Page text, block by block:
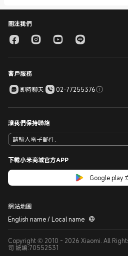
關注我們
客戶服務
即時聊天
02-77255376
讓我們保持聯絡
下載小米商城官方APP
Google play
網站地圖
English name / Local name
Copyright © 2010 - 2026 Xiaomi. All
司 統編:70552531